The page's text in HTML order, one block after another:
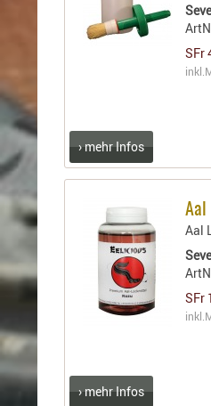
SFr
› mehr Infos
Aal
Aal
SFr
› mehr Infos